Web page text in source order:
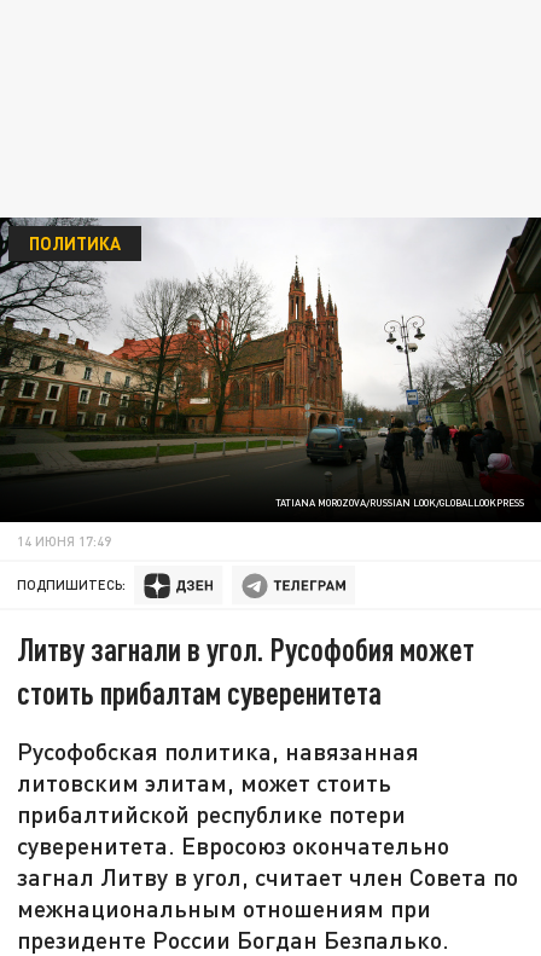
TATIANA MOROZOVA/RUSSIAN LOOK/GLOBALLOOKPRESS
ПОЛИТИКА
14 ИЮНЯ 17:49
ПОДПИШИТЕСЬ:
Литву загнали в угол. Русофобия может
стоить прибалтам суверенитета
Русофобская политика, навязанная
литовским элитам, может стоить
прибалтийской республике потери
суверенитета. Евросоюз окончательно
загнал Литву в угол, считает член Совета по
межнациональным отношениям при
президенте России Богдан Безпалько.